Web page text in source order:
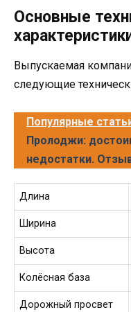
Основные
Выпускаемая
следующие
Популярные
Пролоджи:
недостатки.
Длина
Ширина
Высота
Колёсная база
Дорожный просвет